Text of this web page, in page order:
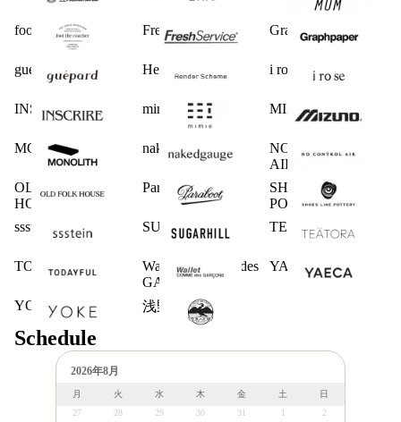
foot the coacher FreshService Graphpaper
guepard Hender Scheme i ro se
INSCRIRE mimie MIZUNO
MONOLITH nakedgauge
NO CONTROL
AIR
OLD FOLK
HOUSE
Paraboot
SHOES LIKE
POTTERY
ssstein
SUGARHILL TEATORA
TODAYFUL
Wallet COMME des
GARCONS
YAECA
YOKE 浅野商店
Schedule
2026年8月
月 火 水 木 金 土
日
27
28 29 30 31 1 2